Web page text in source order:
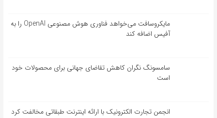
مایکروسافت می‌خواهد فناوری هوش مصنوعی OpenAI را به
آفیس اضافه کند
سامسونگ نگران کاهش تقاضای جهانی برای محصولات خود
است
انجمن تجارت الکترونیک با ارائه اینترنت طبقاتی مخالفت کرد